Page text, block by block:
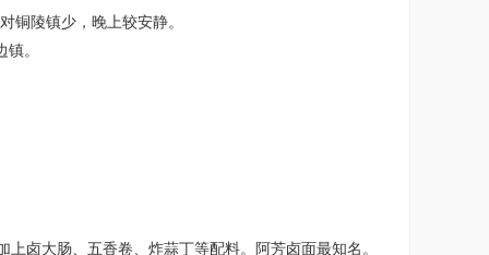
陵镇少，晚上较安静。
。
大肠、五香卷、炸蒜丁等配料。阿芳卤面最知名。